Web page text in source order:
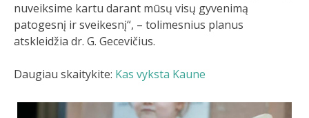
nuveiksime kartu darant mūsų visų gyvenimą
patogesnį ir sveikesnį“, – tolimesnius planus
atskleidžia dr. G. Gecevičius.
Daugiau skaitykite: Kas vyksta Kaune